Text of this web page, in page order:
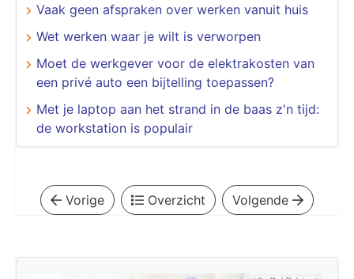
Vaak geen afspraken over werken vanuit huis
Wet werken waar je wilt is verworpen
Moet de werkgever voor de elektrakosten van
een privé auto een bijtelling toepassen?
Met je laptop aan het strand in de baas z'n tijd:
de workstation is populair
Vorige Overzicht Volgende